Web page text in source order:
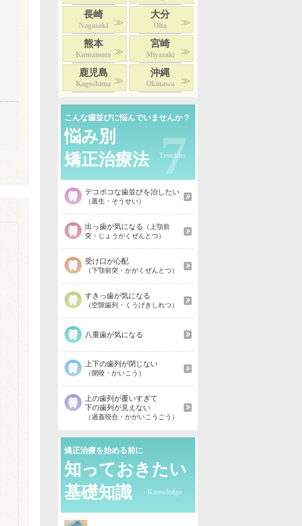
長崎
Nagasaki
大分
Oita
熊本
Kumamoto
宮崎
Miyazaki
鹿児島
Kagoshima
沖縄
Okinawa
こんな歯並びに悩んでいませんか？
悩み別
矯正治療法 7
デコボコな歯並びを治したい
（叢生・そうせい）
出っ歯が気になる （上顎前
突・じょうがくぜんとつ）
受け口が心配
（下顎前突・かがくぜんとつ）
すきっ歯が気になる
（空隙歯列・くうげきしれつ）
八重歯が気になる
上下の歯列が閉じない
（開咬・かいこう）
上の歯列が覆いすぎて
下の歯列が見えない
（過蓋咬合・かがいこうごう）
矯正治療を始める前に
知っておきたい
基礎知識